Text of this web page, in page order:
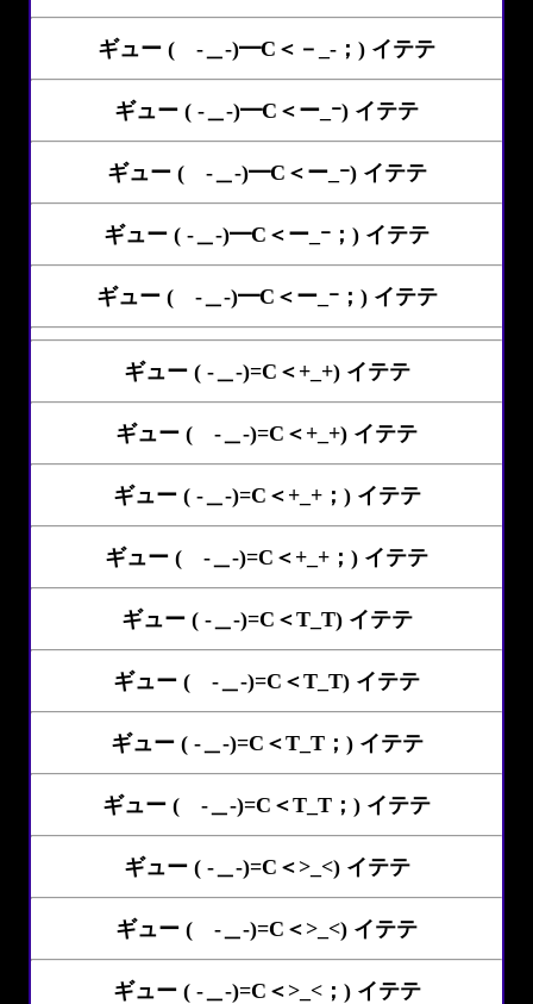
ギュー ( -＿-)━C＜－_-；) イテテ
ギュー ( -＿-)━C＜ー_ｰ) イテテ
ギュー ( -＿-)━C＜ー_ｰ) イテテ
ギュー ( -＿-)━C＜ー_ｰ；) イテテ
ギュー ( -＿-)━C＜ー_ｰ；) イテテ
ギュー ( -＿-)=C＜+_+) イテテ
ギュー ( -＿-)=C＜+_+) イテテ
ギュー ( -＿-)=C＜+_+；) イテテ
ギュー ( -＿-)=C＜+_+；) イテテ
ギュー ( -＿-)=C＜T_T) イテテ
ギュー ( -＿-)=C＜T_T) イテテ
ギュー ( -＿-)=C＜T_T；) イテテ
ギュー ( -＿-)=C＜T_T；) イテテ
ギュー ( -＿-)=C＜>_<) イテテ
ギュー ( -＿-)=C＜>_<) イテテ
ギュー ( -＿-)=C＜>_<；) イテテ